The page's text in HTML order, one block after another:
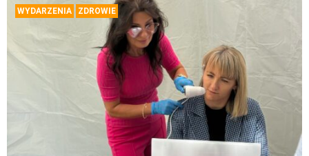
WYDARZENIA ZDROWIE